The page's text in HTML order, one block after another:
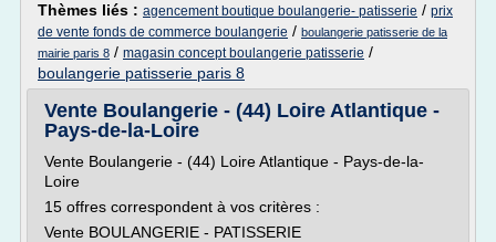
Thèmes liés : agencement boutique boulangerie- patisserie / prix
de vente fonds de commerce boulangerie / boulangerie patisserie de la
mairie paris 8 / magasin concept boulangerie patisserie /
boulangerie patisserie paris 8
Vente Boulangerie - (44) Loire Atlantique -
Pays-de-la-Loire
Vente Boulangerie - (44) Loire Atlantique - Pays-de-la-
Loire
15 offres correspondent à vos critères :
Vente BOULANGERIE - PATISSERIE